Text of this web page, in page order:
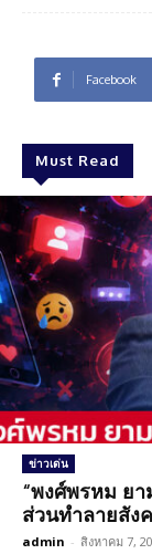
Facebook
Must Read
ข่าวเด่น
“พงศ์พรหม ย
ส่วนทำลายสัง
admin - สิงหาคม 7,